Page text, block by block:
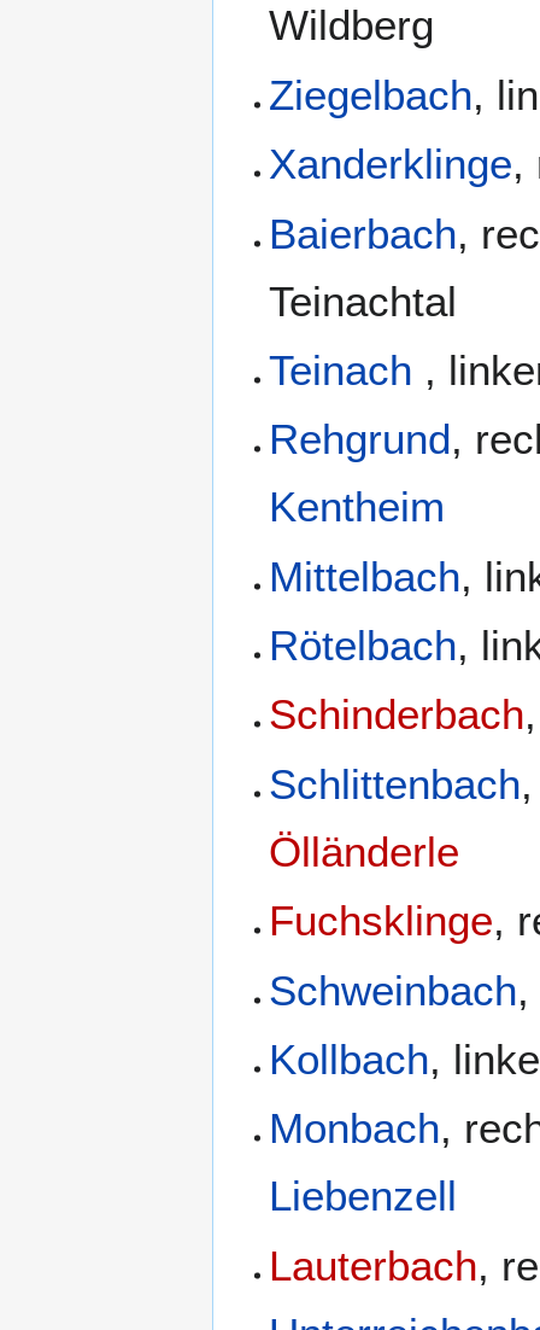
Wildberg
Ziegelbach,
Xanderklinge,
Baierbach,
Teinachtal
Teinach ,
Rehgrund,
Kentheim
Mittelbach,
Rötelbach,
Schinderbach
Schlittenbach
Ölländerle
Fuchsklinge,
Schweinbach
Kollbach,
Monbach,
Liebenzell
Lauterbach,